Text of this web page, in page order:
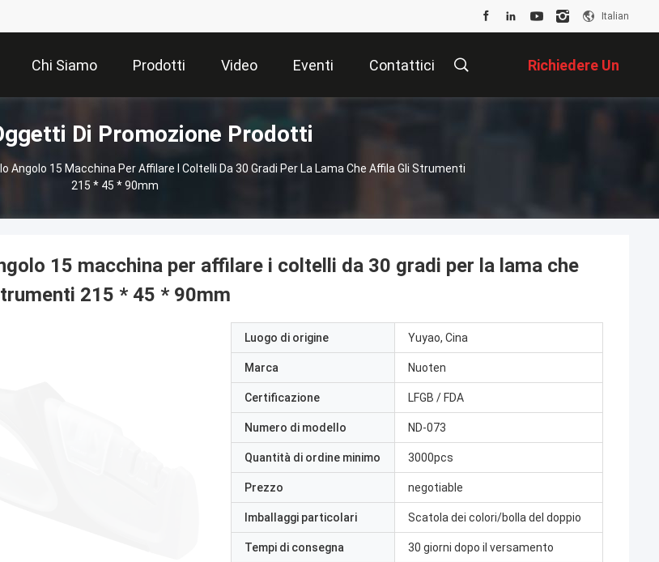
Italian
Chi Siamo Prodotti Video Eventi Contattici Richiedere Un
Preventivo
Di Promozione Prodotti
Angolo 15 Macchina Per Affilare I Coltelli Da 30 Gradi Per La Lama Che Affila Gli Strumenti
215 * 45 * 90mm
15 macchina per affilare i coltelli da 30 gradi per la lama che
215 * 45 * 90mm
Luogo di origine Yuyao, Cina
Marca Nuoten
Certificazione LFGB / FDA
Numero di modello ND-073
Quantità di ordine minimo 3000pcs
Prezzo negotiable
Imballaggi particolari Scatola dei colori/bolla del doppio
Tempi di consegna 30 giorni dopo il versamento